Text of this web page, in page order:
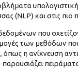
(NLP) και στις πιο
που
των μεθόδων
η ανίχνευση